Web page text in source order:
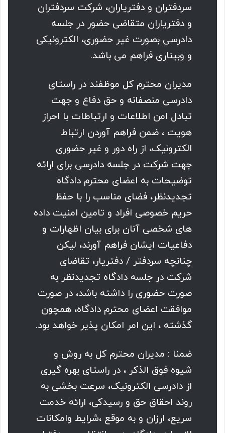
سردفتران و دفتریاران، شرکت سردفتران
و دفتریاران متقاضی حضور در جلسه
دادرسى بصورت غیر حضوری، الکترونیکى
و وبینارى فراهم می باشد.
مدیران محترم کل موظفند در راستاى
دادرسى منصفانه و حق دفاع و جهت
تبادل امن اطلاعات و ارتباطات با احراز
هویت ، ضمن فراهم آوردن ارتباط
الکترونیک، از راه دور و غیر حضورى
جهت شرکت در جلسه دادرسى براى ارائه
توضیحات به اعضای محترم دادگاه
تجدیدنظر، فضاى مناسب را با حفظ
حریم خصوصی افراد و تامین امنیت داده
هاى شخصى آنان براى بیان اظهارات و
دفاعیات ایشان فراهم آورند، لیکن
چنانچه سردفتر / دفتریار، تقاضای
شرکت در جلسه دادگاه تجدیدنظر به
صورت حضورى را داشته باشد، در صورت
موافقت اعضای محترم دادگاه، همچون
گذشته ، این امر امکان پذیر خواهد بود.
ضمنا : مدیران محترم کل به روش و
شیوه فوق الذکر ، در راستای بهره گیرى
از دادرسى الکترونیک، سرعت بخشی به
روند احقاق حق و رسیدکى، ارائه خدمت
سریع، ارزان و به موقع ،شرایط وامکانات